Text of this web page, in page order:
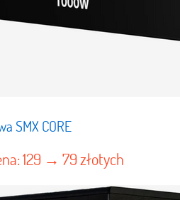
SMX CORE
129 → 79 złotych